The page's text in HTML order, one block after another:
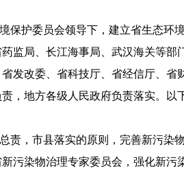
保护委员会领导下，建立省生态
监局、长江海事局、武汉海关等
发改委、省科技厅、省经信厅、
，地方各级人民政府负责落实。以
责，市县落实的原则，完善新污染
污染物治理专家委员会，强化新